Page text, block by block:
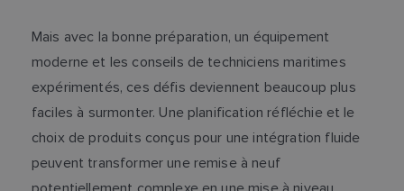
Mais avec la bonne préparation, un équipement
moderne et les conseils de techniciens maritimes
expérimentés, ces défis deviennent beaucoup plus
faciles à surmonter. Une planification réfléchie et le
choix de produits conçus pour une intégration fluide
peuvent transformer une remise à neuf